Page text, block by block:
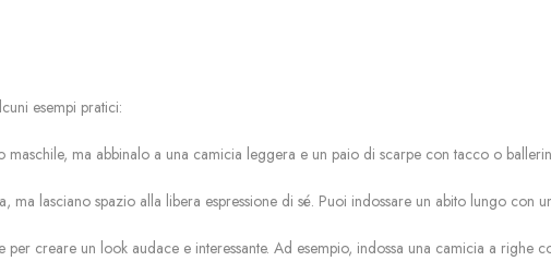
esempi pratici:
ma abbinalo a una camicia leggera e un paio di scarpe con tacco o
lasciano spazio alla libera espressione di sé. Puoi indossare un abito lungo con
per creare un look audace e interessante. Ad esempio, indossa una camicia a